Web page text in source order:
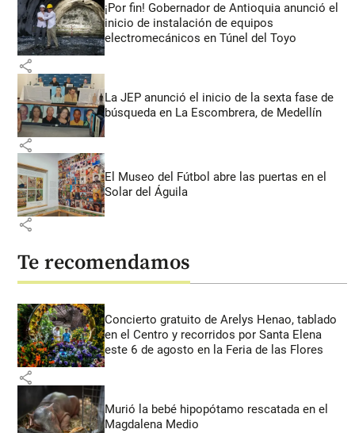
¡Por fin! Gobernador de Antioquia anunció el
inicio de instalación de equipos
electromecánicos en Túnel del Toyo
share
La JEP anunció el inicio de la sexta fase de
búsqueda en La Escombrera, de Medellín
share
El Museo del Fútbol abre las puertas en el
Solar del Águila
share
Te recomendamos
Concierto gratuito de Arelys Henao, tablado
en el Centro y recorridos por Santa Elena
este 6 de agosto en la Feria de las Flores
share
Murió la bebé hipopótamo rescatada en el
Magdalena Medio